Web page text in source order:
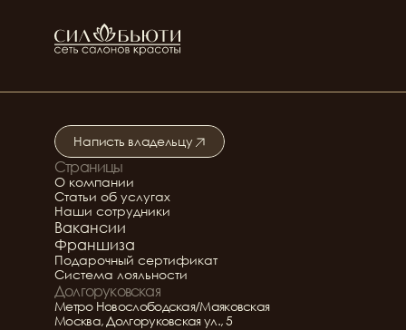
Косметолог-эстетист Косметолог эстетист
Страницы
О компании
Статьи об услугах
Наши сотрудники
Вакансии
Франшиза
Подарочный сертификат
Система лояльности
Написть владельцу
Подробнее о салоне
Долгоруковская
Метро Новослободская/Маяковская
Москва, Долгоруковская ул., 5